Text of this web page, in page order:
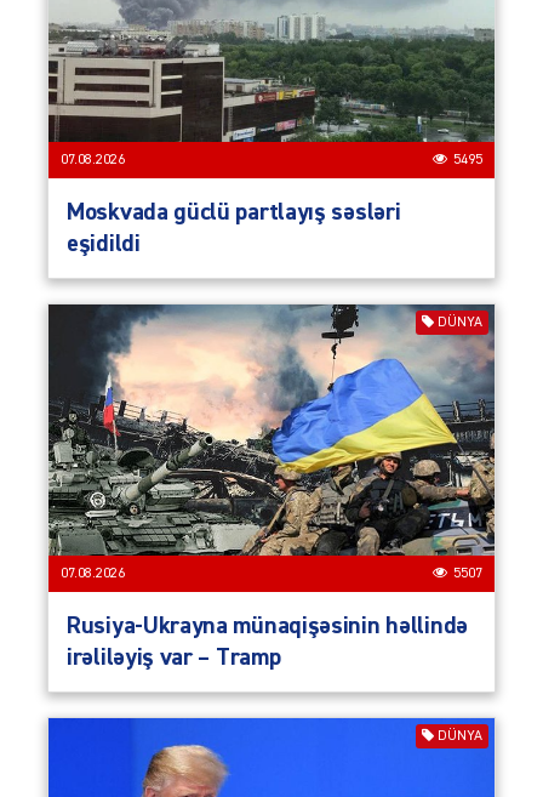
07.08.2026 5495
Moskvada güclü partlayış səsləri
eşidildi
DÜNYA
07.08.2026 5507
Rusiya-Ukrayna münaqişəsinin həllində
irəliləyiş var – Tramp
DÜNYA